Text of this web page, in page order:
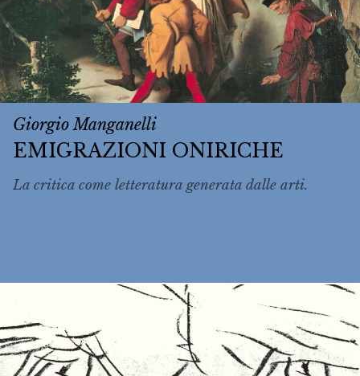
Giorgio Manganelli
EMIGRAZIONI ONIRICHE
La critica come letteratura generata dalle arti.